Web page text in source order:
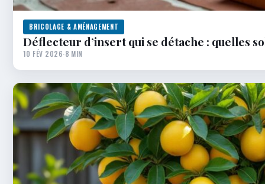
BRICOLAGE & AMÉNAGEMENT
Déflecteur d’insert qui se détache : quelles
10 FÉV 2026·8 MIN